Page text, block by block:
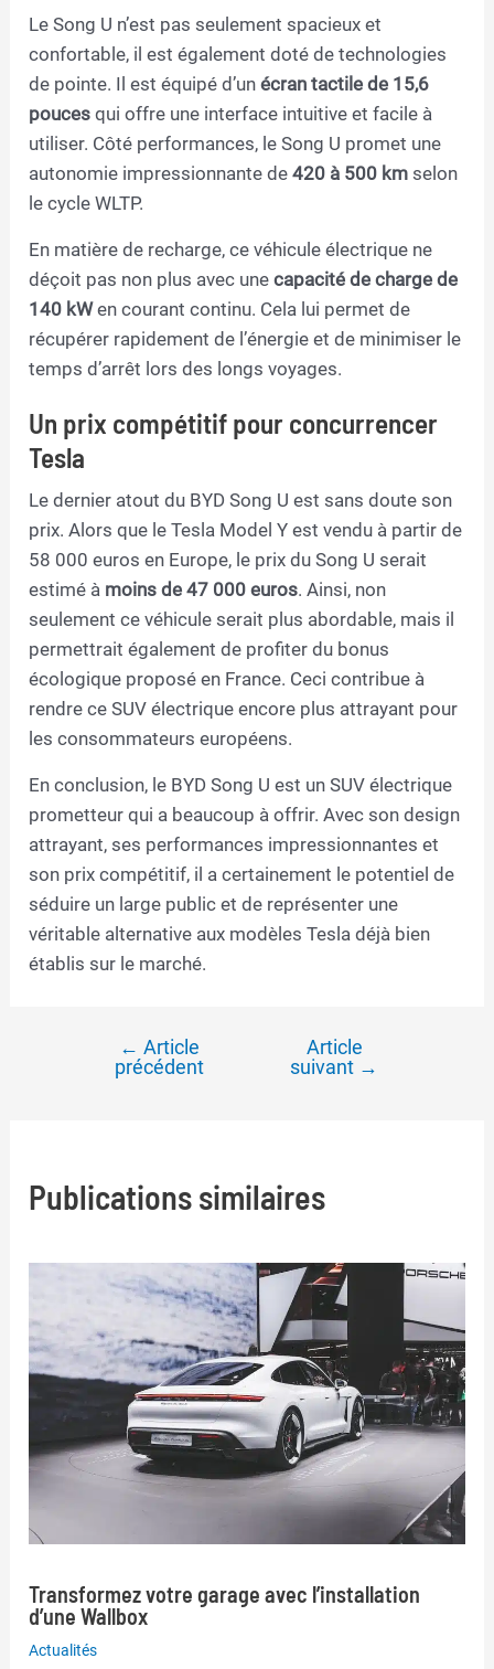
Le Song U n’est pas seulement spacieux et
confortable, il est également doté de technologies
de pointe. Il est équipé d’unécran tactile de 15,6
pouces qui offre une interface intuitive et facile à
utiliser. Côté performances, le Song U promet une
autonomie impressionnante de420 à 500 km selon
le cycle WLTP.
En matière de recharge, ce véhicule électrique ne
déçoit pas non plus avec unecapacité de charge de
140 kWen courant continu. Cela lui permet de
récupérer rapidement de l’énergie et de minimiser le
temps d’arrêt lors des longs voyages.
Un prix compétitif pour concurrencer
Tesla
Le dernier atout du BYD Song U est sans doute son
prix. Alors que le Tesla Model Y est vendu à partir de
58 000 euros en Europe, le prix du Song U serait
estimé à moins de 47 000 euros. Ainsi, non
seulement ce véhicule serait plus abordable, mais il
permettrait également de profiter du bonus
écologique proposé en France. Ceci contribue à
rendre ce SUV électrique encore plus attrayant pour
les consommateurs européens.
En conclusion, le BYD Song U est un SUV électrique
prometteur qui a beaucoup à offrir. Avec son design
attrayant, ses performances impressionnantes et
son prix compétitif, il a certainement le potentiel de
séduire un large public et de représenter une
véritable alternative aux modèles Tesla déjà bien
établis sur le marché.
Navigation
← Article
précédent
Article
suivant →
Publications similaires
Transformez votre garage avec l’installation
d’une Wallbox
Actualités